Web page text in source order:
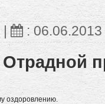
| :06.06.2013
оздоровлению.